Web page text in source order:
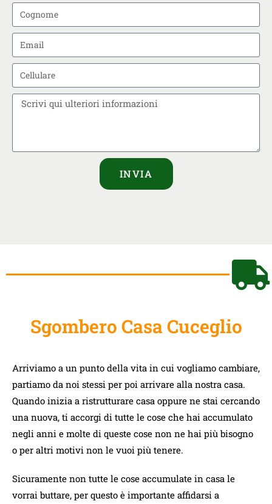
INVIA
Sgombero Casa Cuceglio
Arriviamo a un punto della vita in cui vogliamo cambiare,
partiamo da noi stessi per poi arrivare alla nostra casa.
Quando inizia a ristrutturare casa oppure ne stai cercando
una nuova, ti accorgi di tutte le cose che hai accumulato
negli anni e molte di queste cose non ne hai più bisogno
o per altri motivi non le vuoi più tenere.
Sicuramente non tutte le cose accumulate in casa le
vorrai buttare, per questo è importante affidarsi a